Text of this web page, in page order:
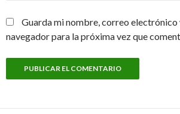
Guarda mi nombre, correo electrónico
navegador para la próxima vez que